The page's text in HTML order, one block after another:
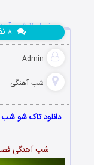
فصل ۲ شب آهنگی قسمت ۶ با حضور حمید ماهی صفت
Admin
شب آهنگی
دانلود تاک شو
شب آهنگی فصل 2 قسمت 6 با اجرای جذاب